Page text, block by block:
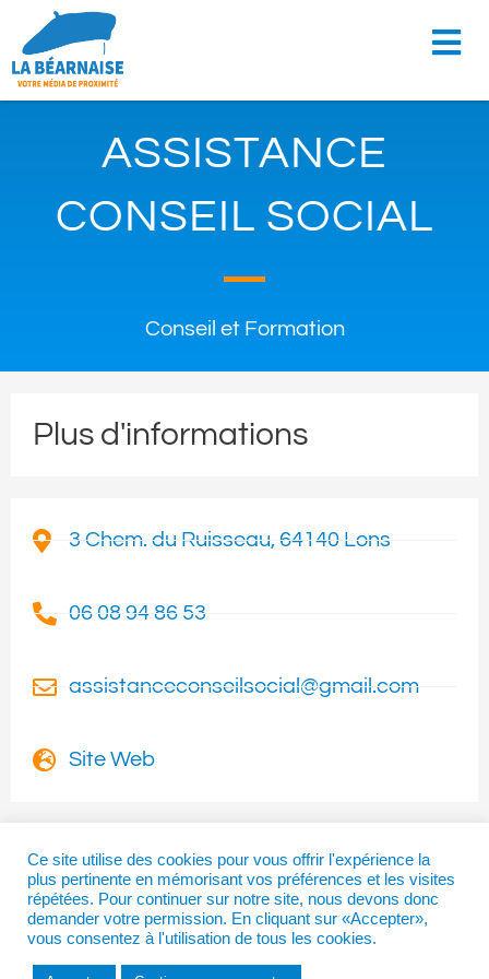
ASSISTANCE
CONSEIL SOCIAL
Conseil et Formation
Plus d'informations
3 Chem. du Ruisseau, 64140 Lons
06 08 94 86 53
assistanceconseilsocial@gmail.com
Site Web
I
n
s
t
T
w
i
t
F
a
c
Ce site utilise des cookies pour vous offrir l'expérience la
plus pertinente en mémorisant vos préférences et les visites
répétées. Pour continuer sur notre site, nous devons donc
demander votre permission. En cliquant sur «Accepter»,
vous consentez à l'utilisation de tous les cookies.